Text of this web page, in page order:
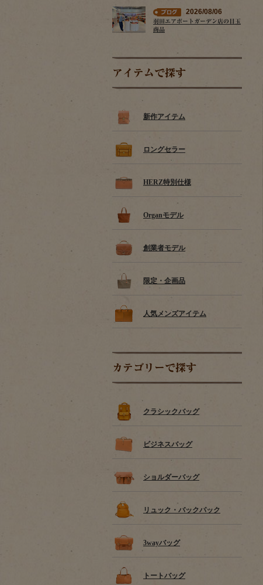
2026/08/06
羽田エアポートガーデン店の目玉
商品
アイテムで探す
新作アイテム
ロングセラー
HERZ特別仕様
Organモデル
創業者モデル
限定・企画品
人気メンズアイテム
カテゴリーで探す
クラシックバッグ
ビジネスバッグ
ショルダーバッグ
リュック・バックパック
3wayバッグ
トートバッグ